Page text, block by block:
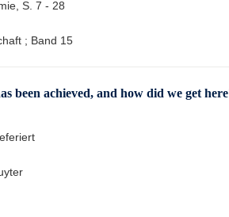
S. 7 - 28
; Band 15
been achieved, and how did we get